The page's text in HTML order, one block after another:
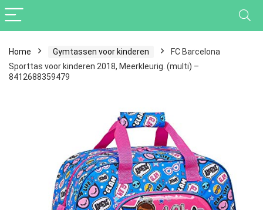
Home Gymtassen voor kinderen
FC Barcelona
Sporttas voor kinderen 2018, Meerkleurig. (multi) –
8412688359479